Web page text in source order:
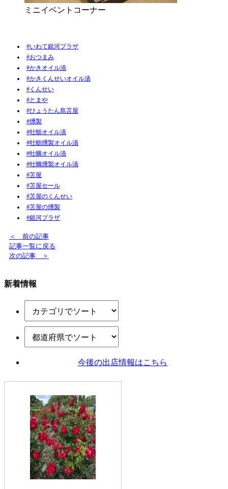
ミニイベントコーナー
#いわて銀河プラザ
#おつまみ
#かきオイル漬
#かきくんせいオイル漬
#くんせい
#とまや
#ひょうたん島苫屋
#燻製
#牡蛎オイル漬
#牡蛎燻製オイル漬
#牡蠣オイル漬
#牡蠣燻製オイル漬
#苫屋
#苫屋セール
#苫屋のくんせい
#苫屋の燻製
#銀河プラザ
＜ 前の記事
記事一覧に戻る
次の記事 ＞
新着情報
今後の出店情報はこちら